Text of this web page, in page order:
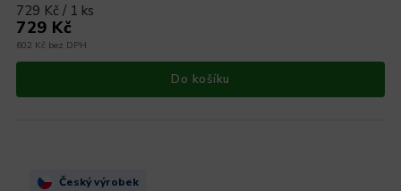
602 Kč bez DPH
729 Kč
729 Kč / 1 ks
Do košíku
Český výrobek